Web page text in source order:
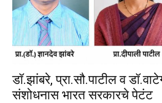
डॉ.झांबरे, प्रा.सौ.पाटील व
संशोधनास भारत सरकारचे पेटंट